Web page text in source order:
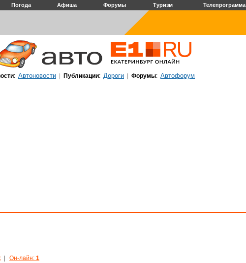
Погода Афиша Форумы Туризм Телепрограмма
: Автоновости Публикации: Дороги Форумы: Автофорум
Он-лайн: 1